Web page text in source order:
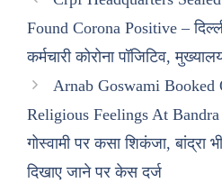
Found Corona Positive –
कर्मचारी कोरोना पॉजिटिव,
Arnab Goswami
Religious Feelings At Bandra
गोस्वामी पर कसा शिकंजा,
दिखाए जाने पर केस दर्ज